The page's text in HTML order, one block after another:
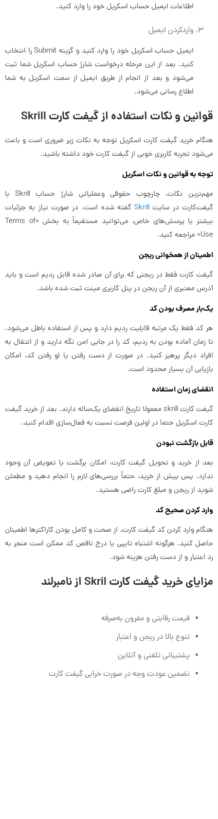
اطلاعات ایمیل حساب اسکریل خود را وارد کنید.
واردکردن ایمیل
ایمیل حساب اسکریل خود را وارد کنید و گزینه Submit را انتخاب
کنید. بعد از این مرحله درخواست شارژ حساب اسکریل شما ثبت
می‌شود و بعد از انجام از طریق ایمیل از سمت اسکریل به شما
اطلاع رسانی می‌شود.
قوانین و نکات استفاده از گیفت کارت Skrill
هنگام خرید گیفت کارت اسکریل توجه به نکات زیر ضروری است و باعث
می‌شود تجربه کاربری خوبی از گیفت کارت خود داشته باشید.
توجه به قوانین و نکات اسکریل
مهم‌ترین نکات، چارچوب حقوقی وعملیاتی شارژ حساب Skrill با
گیفت‌کارت در سایت Skrillگفته شده است. در صورت نیاز به جزئیات
بیشتر یا پرسش‌های خاص، می‌توانید مستقیماً به بخش «Terms of
Use» مراجعه کنید.
اطمینان از همخوانی ریجن
گیفت کارت فقط در ریجنی که برای آن صادر شده قابل ردیم است و باید
آدرس معتبری از آن ریجن در پنل کاربری مینت ثبت شده باشد.
یک‌بار مصرف بودن کد
هر کد فقط یک مرتبه قابلیت ردیم دارد و پس از استفاده باطل می‌شود.
تا زمان آماده بودن به ردیم، کد را در جایی امن نگه دارید و از انتقال به
افراد دیگر پرهیز کنید. در صورت از دست رفتن یا لو رفتن کد، امکان
بازیابی آن بسیار محدود است.
انقضای زمان استفاده
گیفت کارت skrill معمولا تاریخ انقضای یک‌ساله دارند. بعد از خرید گیفت
کارت اسکریل حتما در اولین فرصت نسبت به فعال‌سازی اقدام کنید.
قابل بازگشت نبودن
بعد از خرید و تحویل گیفت کارت، امکان برگشت یا تعویض آن وجود
ندارد. پس پیش از خرید، حتماً بررسی‌های لازم را انجام دهید و مطمئن
شوید از ریجن و مبلغ کارت راضی هستید.
وارد کردن صحیح کد
هنگام وارد کردن کد گیفت کارت، از صحت و کامل بودن کاراکترها اطمینان
حاصل کنید. هرگونه اشتباه تایپی یا درج ناقص کد ممکن است منجر به
رد اعتبار و از دست رفتن هزینه شود.
مزایای خرید گیفت کارت Skril از نامبرلند
قیمت رقابتی و مقرون به‌صرفه
تنوع بالا در ریجن و اعتبار
پشتیبانی تلفنی و آنلاین
تضمین عودت وجه در صورت خرابی گیفت کارت